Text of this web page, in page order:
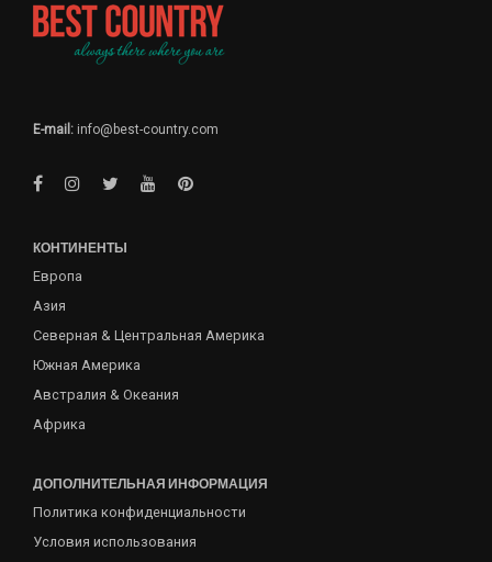
E-mail: info@best-country.com
КОНТИНЕНТЫ
Европа
Азия
Северная & Центральная Америка
Южная Америка
Австралия & Океания
Африка
ДОПОЛНИТЕЛЬНАЯ ИНФОРМАЦИЯ
Политика конфиденциальности
Условия использования